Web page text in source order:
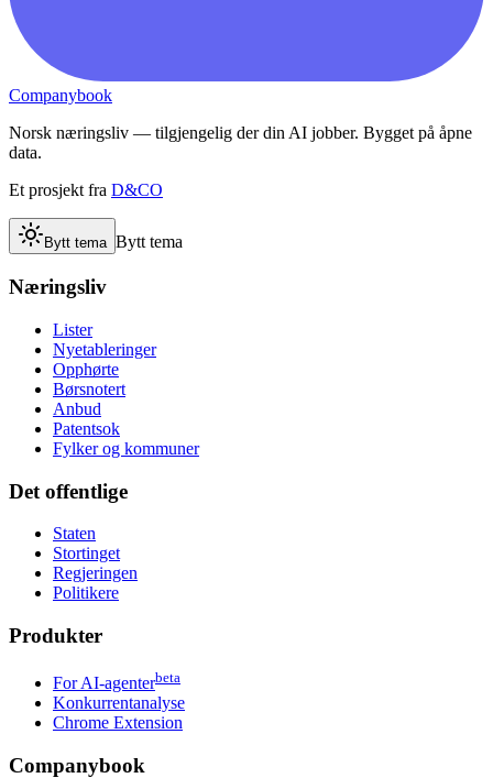
Companybook
Norsk næringsliv — tilgjengelig der din AI jobber. Bygget på åpne
data.
Et prosjekt fra D&CO
Bytt tema Bytt tema
Næringsliv
Lister
Nyetableringer
Opphørte
Børsnotert
Anbud
Patentsok
Fylker og kommuner
Det offentlige
Staten
Stortinget
Regjeringen
Politikere
Produkter
For AI-agenterbeta
Konkurrentanalyse
Chrome Extension
Companybook